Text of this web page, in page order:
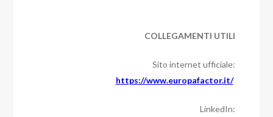
COLLEGAMENTI UTILI
Sito internet ufficiale:
https://www.europafactor.it/
LinkedIn: